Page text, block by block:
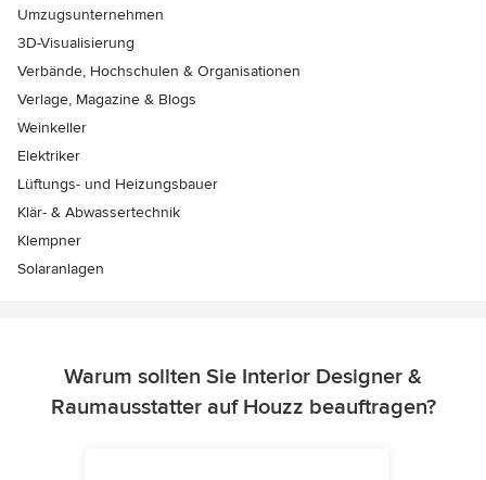
Umzugsunternehmen
3D-Visualisierung
Verbände, Hochschulen & Organisationen
Verlage, Magazine & Blogs
Weinkeller
Elektriker
Lüftungs- und Heizungsbauer
Klär- & Abwassertechnik
Klempner
Solaranlagen
Warum sollten Sie Interior Designer &
Raumausstatter auf Houzz beauftragen?